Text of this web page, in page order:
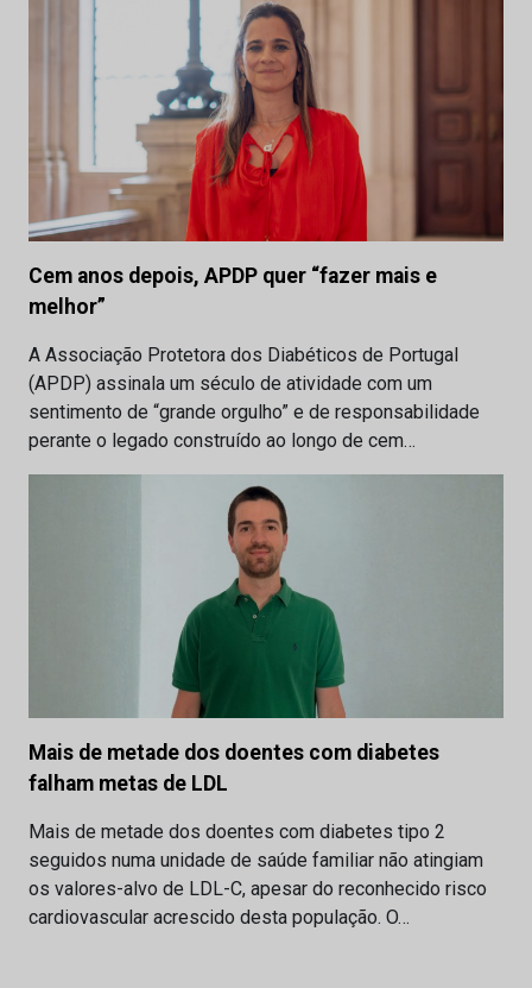
Cem anos depois, APDP quer “fazer mais e
melhor”
A Associação Protetora dos Diabéticos de Portugal
(APDP) assinala um século de atividade com um
sentimento de “grande orgulho” e de responsabilidade
perante o legado construído ao longo de cem…
Mais de metade dos doentes com diabetes
falham metas de LDL
Mais de metade dos doentes com diabetes tipo 2
seguidos numa unidade de saúde familiar não atingiam
os valores-alvo de LDL-C, apesar do reconhecido risco
cardiovascular acrescido desta população. O…